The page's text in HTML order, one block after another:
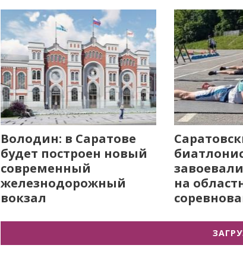
Володин: в Саратове
будет построен новый
современный
железнодорожный
вокзал
на